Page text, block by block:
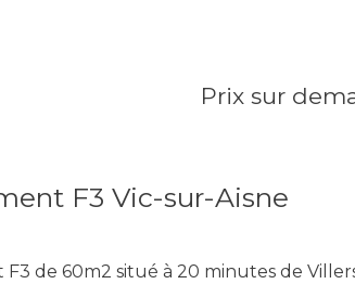
Prix sur
F3 Vic-sur-Aisne
de 60m2 situé à 20 minutes de